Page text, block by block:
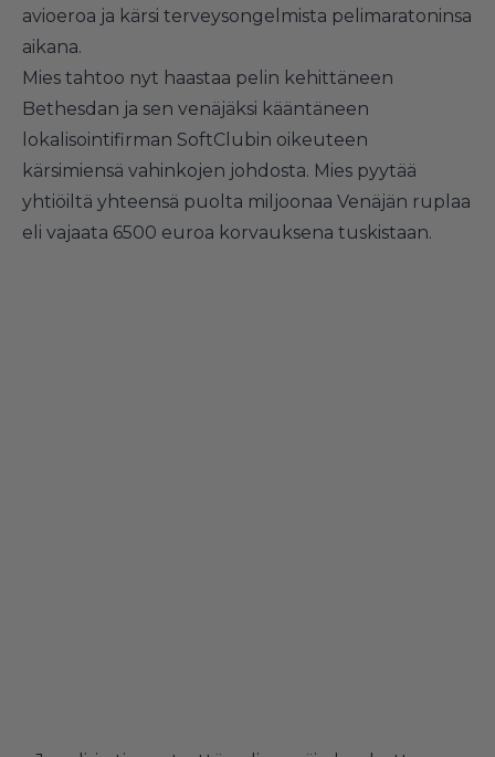
avioeroa ja kärsi terveysongelmista pelimaratoninsa
aikana.
Mies tahtoo nyt haastaa pelin kehittäneen
Bethesdan ja sen venäjäksi kääntäneen
lokalisointifirman SoftClubin oikeuteen
kärsimiensä vahinkojen johdosta. Mies pyytää
yhtiöiltä yhteensä puolta miljoonaa Venäjän ruplaa
eli vajaata 6500 euroa korvauksena tuskistaan.